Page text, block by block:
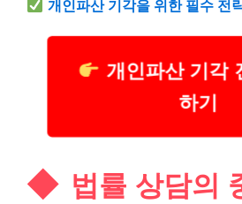
개인파산 기각을 위한 필수 전
개인파산 기각
하기
법률 상담의